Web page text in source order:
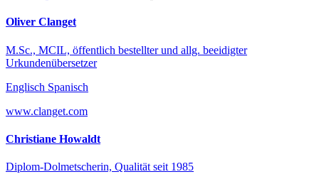
Oliver Clanget
M.Sc., MCIL, öffentlich bestellter und allg. beeidigter
Urkundenübersetzer
Englisch Spanisch
www.clanget.com
Christiane Howaldt
Diplom-Dolmetscherin, Qualität seit 1985